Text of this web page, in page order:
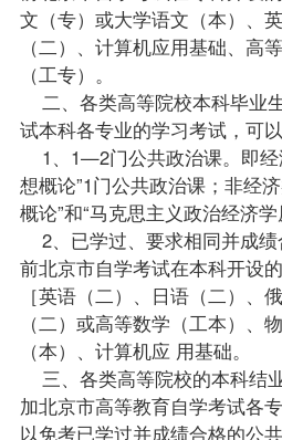
文 （专）或大学语文（本）、
（二） 、 计算机应用基础、 高
（工专） 。
二、各类高等院校本科毕业
试本科各专业的学习考试，可
1、1—2门公共政治课。即经
想概论”1门公共政治课；非经
概论”和“马克思主义政治经济学
2、已学过、要求相同并成绩
前北京市自学考试在本科开设
［英语（二）、日语（二）、
（二）或高等数学（工本）、
（本）、计算机应 用基础。
三、各类高等院校的本科结
加北京市高等教育自学考试各
以免考已学过并成绩合格的公